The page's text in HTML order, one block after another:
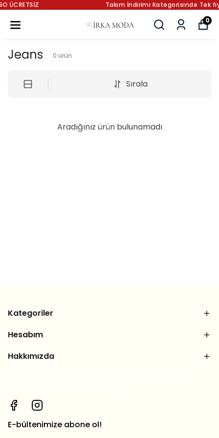
Takım İndirimi Kategorisinde Tek fiyat 499.90 ₺
0
Jeans 0 ürün
Sırala
Aradığınız ürün bulunamadı
Kategoriler
Hesabım
Hakkımızda
E-bültenimize abone ol!